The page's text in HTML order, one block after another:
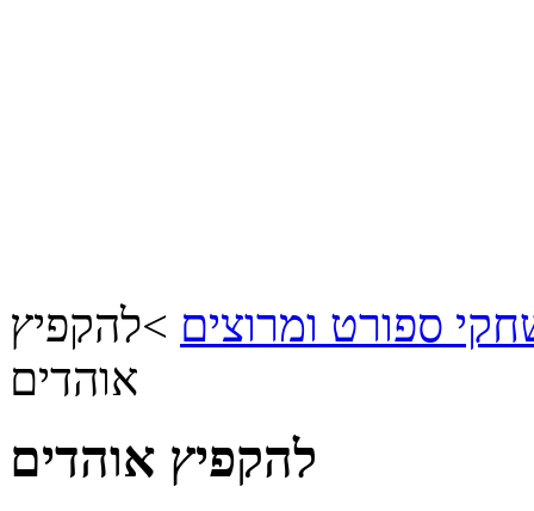
ספורט ומרוצים >להקפיץ
אוהדים
להקפיץ אוהדים